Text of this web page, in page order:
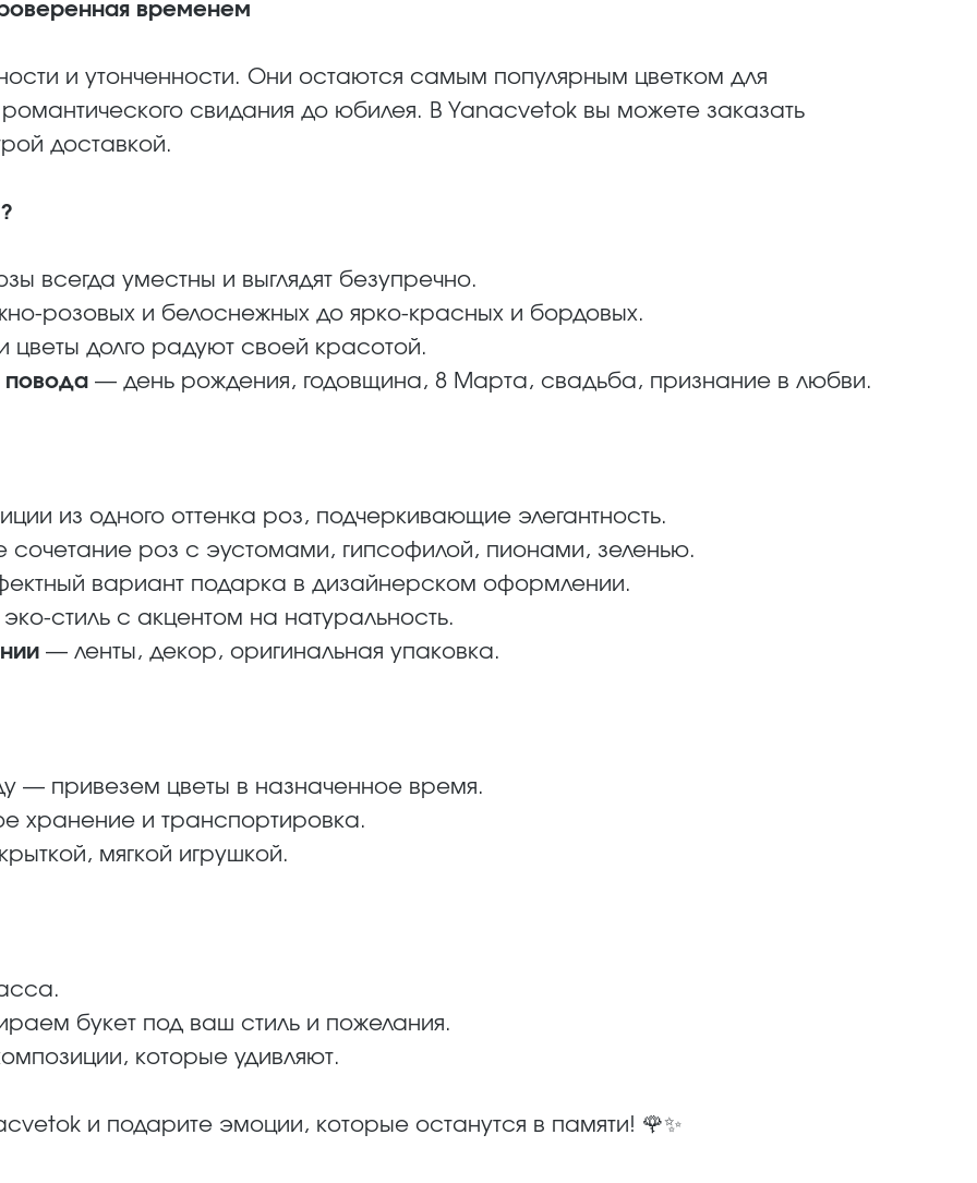
временем
и утонченности. Они остаются самым популярным цветком для
свидания до юбилея. В Yanacvetok вы можете заказать
доставкой.
всегда уместны и выглядят безупречно.
розовых и белоснежных до ярко-красных и бордовых.
долго радуют своей красотой.
повода — день рождения, годовщина, 8 Марта, свадьба, признание в любви.
из одного оттенка роз, подчеркивающие элегантность.
роз с эустомами, гипсофилой, пионами, зеленью.
вариант подарка в дизайнерском оформлении.
стиль с акцентом на натуральность.
— ленты, декор, оригинальная упаковка.
— привезем цветы в назначенное время.
хранение и транспортировка.
мягкой игрушкой.
букет под ваш стиль и пожелания.
которые удивляют.
и подарите эмоции, которые останутся в памяти! 🌹✨